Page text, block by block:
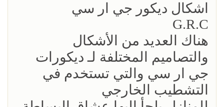
اشكال ديكور جي ار سي
G.R.C
هناك العديد من الأشكال
والتصاميم المختلفة لـ ديكورات
جي ار سي والتي تستخدم في
التشطيب الخارجي